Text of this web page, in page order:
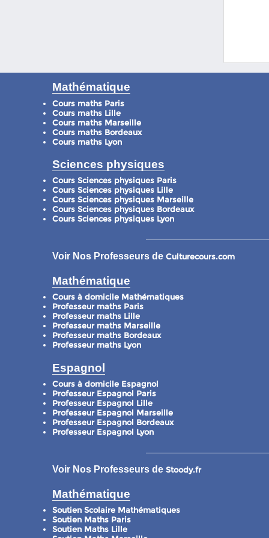
Mathématique
Cours maths Paris
Cours maths Lille
Cours maths Marseille
Cours maths Bordeaux
Cours maths Lyon
Sciences physiques
Cours Sciences physiques Paris
Cours Sciences physiques Lille
Cours Sciences physiques Marseille
Cours Sciences physiques Bordeaux
Cours Sciences physiques Lyon
Voir Nos Professeurs de Culturecours.com
Mathématique
Cours à domicile Mathématiques
Professeur maths Paris
Professeur maths Lille
Professeur maths Marseille
Professeur maths Bordeaux
Professeur maths Lyon
Espagnol
Cours à domicile Espagnol
Professeur Espagnol Paris
Professeur Espagnol Lille
Professeur Espagnol Marseille
Professeur Espagnol Bordeaux
Professeur Espagnol Lyon
Voir Nos Professeurs de Stoody.fr
Mathématique
Soutien Scolaire Mathématiques
Soutien Maths Paris
Soutien Maths Lille